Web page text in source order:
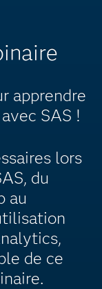
apprendre
SAS !
lors
du
au
de ce